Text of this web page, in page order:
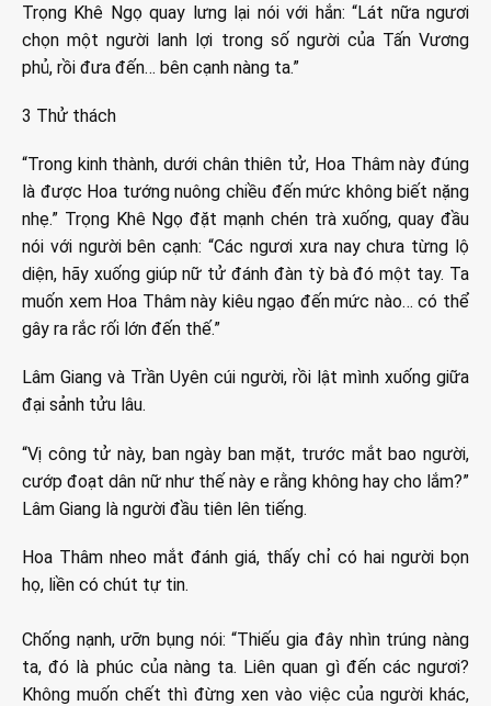
Trọng Khê Ngọ quay lưng lại nói với hắn: “Lát nữa ngươi
chọn một người lanh lợi trong số người của Tấn Vương
phủ, rồi đưa đến… bên cạnh nàng ta.”
3 Thử thách
“Trong kinh thành, dưới chân thiên tử, Hoa Thâm này đúng
là được Hoa tướng nuông chiều đến mức không biết nặng
nhẹ.” Trọng Khê Ngọ đặt mạnh chén trà xuống, quay đầu
nói với người bên cạnh: “Các ngươi xưa nay chưa từng lộ
diện, hãy xuống giúp nữ tử đánh đàn tỳ bà đó một tay. Ta
muốn xem Hoa Thâm này kiêu ngạo đến mức nào… có thể
gây ra rắc rối lớn đến thế.”
Lâm Giang và Trần Uyên cúi người, rồi lật mình xuống giữa
đại sảnh tửu lâu.
“Vị công tử này, ban ngày ban mặt, trước mắt bao người,
cướp đoạt dân nữ như thế này e rằng không hay cho lắm?”
Lâm Giang là người đầu tiên lên tiếng.
Hoa Thâm nheo mắt đánh giá, thấy chỉ có hai người bọn
họ, liền có chút tự tin.
Chống nạnh, ưỡn bụng nói: “Thiếu gia đây nhìn trúng nàng
ta, đó là phúc của nàng ta. Liên quan gì đến các ngươi?
Không muốn chết thì đừng xen vào việc của người khác,